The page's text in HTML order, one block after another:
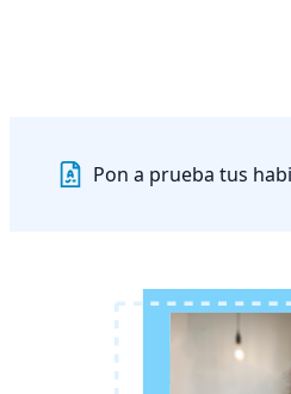
Pon a prueba tus